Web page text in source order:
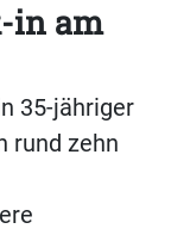
in am
35-jähriger
rund zehn